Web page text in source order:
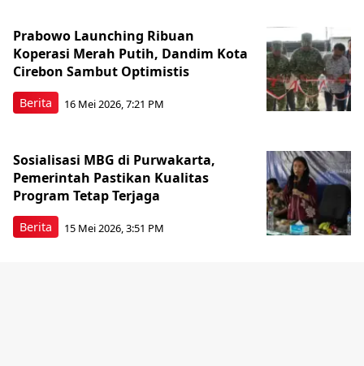
Berita
Prabowo Launching Ribuan
Koperasi Merah Putih, Dandim Kota
Cirebon Sambut Optimistis
16 Mei 2026, 7:21 PM
Berita
Sosialisasi MBG di Purwakarta,
Pemerintah Pastikan Kualitas
Program Tetap Terjaga
15 Mei 2026, 3:51 PM